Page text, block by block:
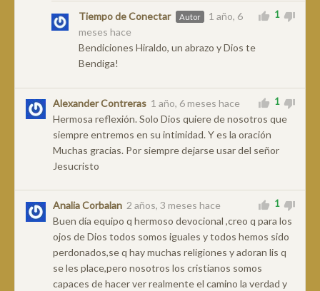
Tiempo de Conectar Autor
1 año, 6
meses hace
Bendiciones Hiraldo, un abrazo y Dios te
Bendiga!
1
Alexander Contreras 1 año, 6 meses hace
Hermosa reflexión. Solo Dios quiere de nosotros que
siempre entremos en su intimidad. Y es la oración
Muchas gracias. Por siempre dejarse usar del señor
Jesucristo
1
Analia Corbalan 2 años, 3 meses hace
Buen día equipo q hermoso devocional ,creo q para los
ojos de Dios todos somos iguales y todos hemos sido
perdonados,se q hay muchas religiones y adoran lis q
se les place,pero nosotros los cristianos somos
capaces de hacer ver realmente el camino la verdad y
1